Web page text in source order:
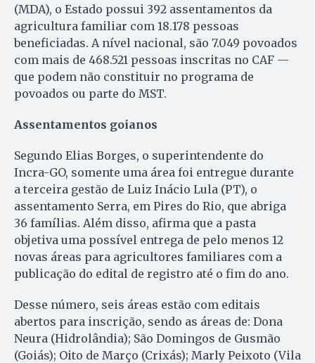
(MDA), o Estado possui 392 assentamentos da
agricultura familiar com 18.178 pessoas
beneficiadas. A nível nacional, são 7.049 povoados
com mais de 468.521 pessoas inscritas no CAF —
que podem não constituir no programa de
povoados ou parte do MST.
Assentamentos goianos
Segundo Elias Borges, o superintendente do
Incra-GO, somente uma área foi entregue durante
a terceira gestão de Luiz Inácio Lula (PT), o
assentamento Serra, em Pires do Rio, que abriga
36 famílias. Além disso, afirma que a pasta
objetiva uma possível entrega de pelo menos 12
novas áreas para agricultores familiares com a
publicação do edital de registro até o fim do ano.
Desse número, seis áreas estão com editais
abertos para inscrição, sendo as áreas de: Dona
Neura (Hidrolândia); São Domingos de Gusmão
(Goiás); Oito de Março (Crixás); Marly Peixoto (Vila